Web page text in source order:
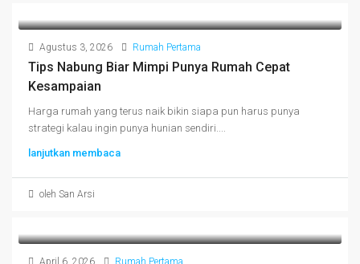
Agustus 3, 2026 Rumah Pertama
Tips Nabung Biar Mimpi Punya Rumah Cepat
Kesampaian
Harga rumah yang terus naik bikin siapa pun harus punya
strategi kalau ingin punya hunian sendiri....
lanjutkan membaca
oleh San Arsi
April 6, 2026 Rumah Pertama